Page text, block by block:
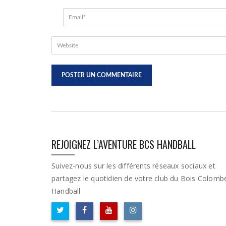
REJOIGNEZ L’AVENTURE BCS HANDBALL
Suivez-nous sur les différents réseaux sociaux et
partagez le quotidien de votre club du Bois
Handball